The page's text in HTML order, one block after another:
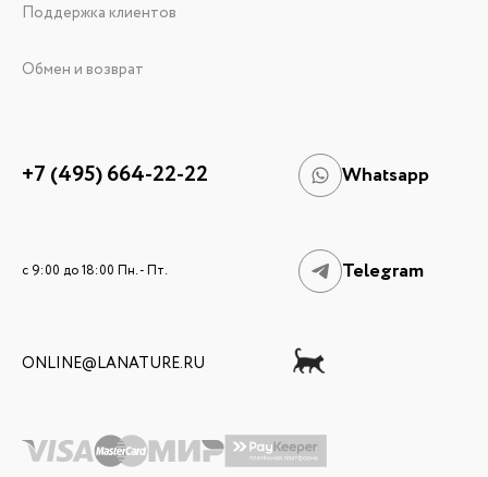
Поддержка клиентов
Обмен и возврат
+7 (495) 664-22-22 Whatsapp
c 9:00 до 18:00 Пн. - Пт. Telegram
ONLINE@LANATURE.RU